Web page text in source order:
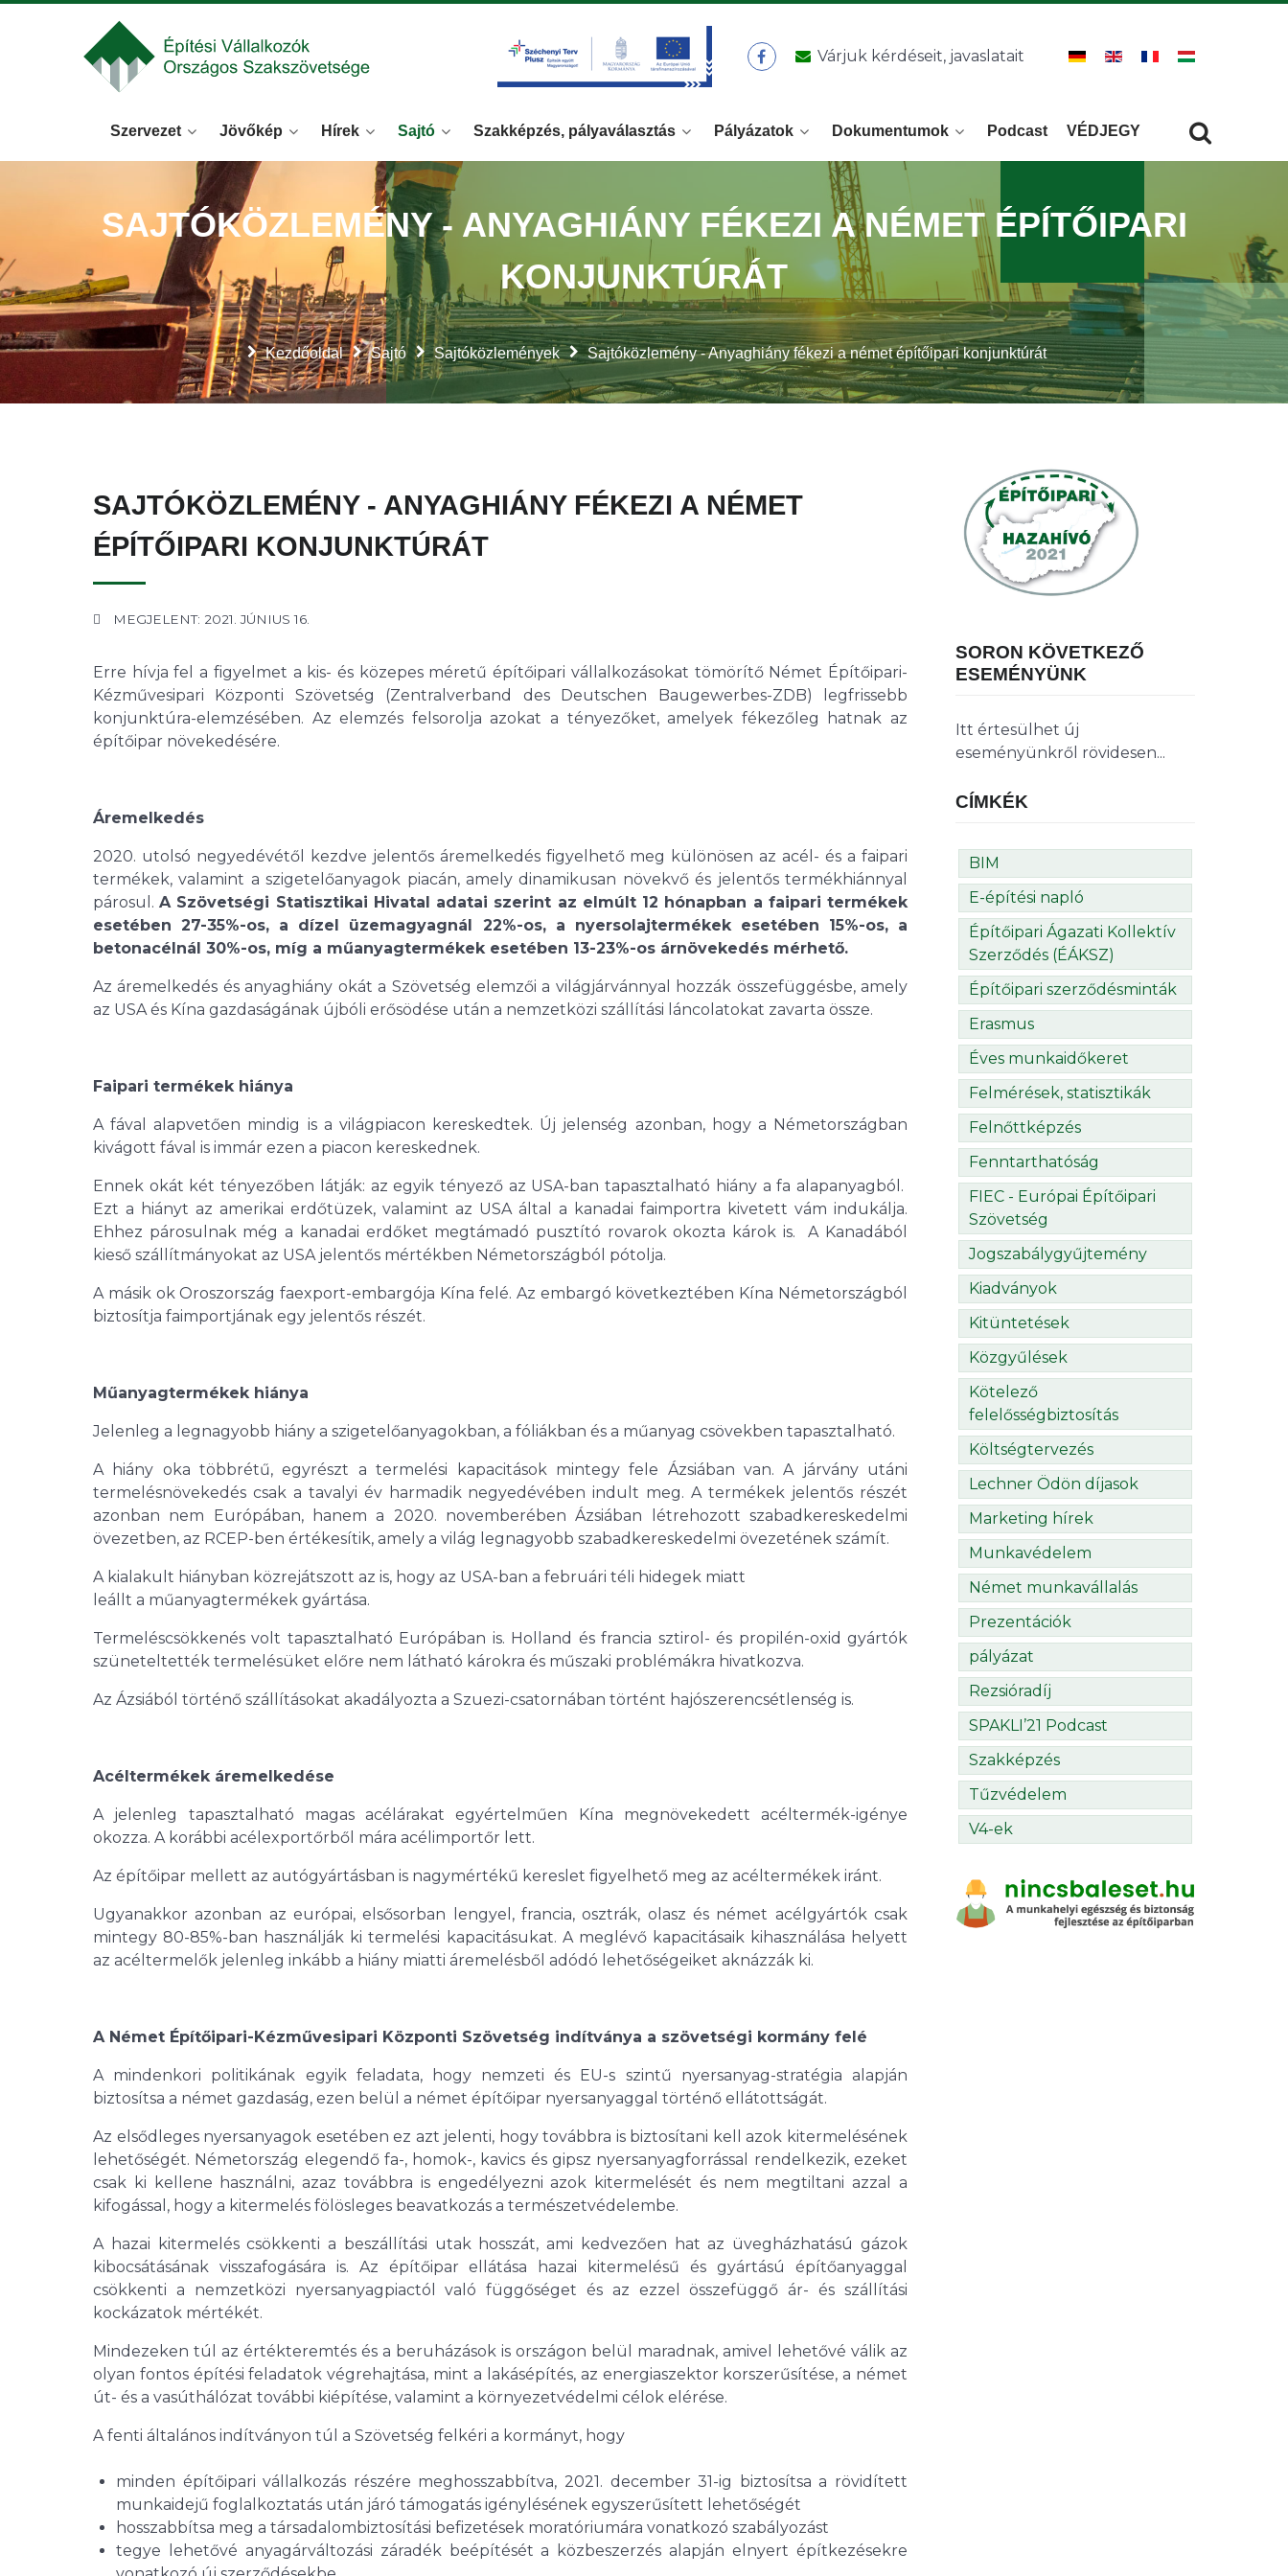
Várjuk kérdéseit, javaslatait
Szervezet Jövőkép Hírek Sajtó Szakképzés, pályaválasztás Pályázatok Dokumentumok Podcast VÉDJEGY
Kezdőoldal Sajtó Sajtóközlemények Sajtóközlemény - Anyaghiány fékezi a német építőipari konjunktúrát
SAJTÓKÖZLEMÉNY - ANYAGHIÁNY FÉKEZI A NÉMET ÉPÍTŐIPARI
KONJUNKTÚRÁT
SAJTÓKÖZLEMÉNY - ANYAGHIÁNY FÉKEZI A NÉMET
ÉPÍTŐIPARI KONJUNKTÚRÁT
MEGJELENT: 2021. JÚNIUS 16.
Erre hívja fel a figyelmet a kis- és közepes méretű építőipari vállalkozásokat tömörítő Német Építőipari-
Kézművesipari Központi Szövetség (Zentralverband des Deutschen Baugewerbes-ZDB) legfrissebb
konjunktúra-elemzésében. Az elemzés felsorolja azokat a tényezőket, amelyek fékezőleg hatnak az
építőipar növekedésére.
Áremelkedés
2020. utolsó negyedévétől kezdve jelentős áremelkedés figyelhető meg különösen az acél- és a faipari
termékek, valamint a szigetelőanyagok piacán, amely dinamikusan növekvő és jelentős termékhiánnyal
párosul.A Szövetségi Statisztikai Hivatal adatai szerint az elmúlt 12 hónapban a faipari termékek
esetében 27-35%-os, a dízel üzemagyagnál 22%-os, a nyersolajtermékek esetében 15%-os, a
betonacélnál 30%-os, míg a műanyagtermékek esetében 13-23%-os árnövekedés mérhető.
Az áremelkedés és anyaghiány okát a Szövetség elemzői a világjárvánnyal hozzák összefüggésbe, amely
az USA és Kína gazdaságának újbóli erősödése után a nemzetközi szállítási láncolatokat zavarta össze.
Faipari termékek hiánya
A fával alapvetően mindig is a világpiacon kereskedtek. Új jelenség azonban, hogy a Németországban
kivágott fával is immár ezen a piacon kereskednek.
Ennek okát két tényezőben látják: az egyik tényező az USA-ban tapasztalható hiány a fa alapanyagból.
Ezt a hiányt az amerikai erdőtüzek, valamint az USA által a kanadai faimportra kivetett vám indukálja.
Ehhez párosulnak még a kanadai erdőket megtámadó pusztító rovarok okozta károk is. A Kanadából
kieső szállítmányokat az USA jelentős mértékben Németországból pótolja.
A másik ok Oroszország faexport-embargója Kína felé. Az embargó következtében Kína Németországból
biztosítja faimportjának egy jelentős részét.
Műanyagtermékek hiánya
Jelenleg a legnagyobb hiány a szigetelőanyagokban, a fóliákban és a műanyag csövekben tapasztalható.
A hiány oka többrétű, egyrészt a termelési kapacitások mintegy fele Ázsiában van. A járvány utáni
termelésnövekedés csak a tavalyi év harmadik negyedévében indult meg. A termékek jelentős részét
azonban nem Európában, hanem a 2020. novemberében Ázsiában létrehozott szabadkereskedelmi
övezetben, az RCEP-ben értékesítik, amely a világ legnagyobb szabadkereskedelmi övezetének számít.
A kialakult hiányban közrejátszott az is, hogy az USA-ban a februári téli hidegek miatt
leállt a műanyagtermékek gyártása.
Termeléscsökkenés volt tapasztalható Európában is. Holland és francia sztirol- és propilén-oxid gyártók
szüneteltették termelésüket előre nem látható károkra és műszaki problémákra hivatkozva.
Az Ázsiából történő szállításokat akadályozta a Szuezi-csatornában történt hajószerencsétlenség is.
Acéltermékek áremelkedése
A jelenleg tapasztalható magas acélárakat egyértelműen Kína megnövekedett acéltermék-igénye
okozza. A korábbi acélexportőrből mára acélimportőr lett.
Az építőipar mellett az autógyártásban is nagymértékű kereslet figyelhető meg az acéltermékek iránt.
Ugyanakkor azonban az európai, elsősorban lengyel, francia, osztrák, olasz és német acélgyártók csak
mintegy 80-85%-ban használják ki termelési kapacitásukat. A meglévő kapacitásaik kihasználása helyett
az acéltermelők jelenleg inkább a hiány miatti áremelésből adódó lehetőségeiket aknázzák ki.
A Német Építőipari-Kézművesipari Központi Szövetség indítványa a szövetségi kormány felé
A mindenkori politikának egyik feladata, hogy nemzeti és EU-s szintű nyersanyag-stratégia alapján
biztosítsa a német gazdaság, ezen belül a német építőipar nyersanyaggal történő ellátottságát.
Az elsődleges nyersanyagok esetében ez azt jelenti, hogy továbbra is biztosítani kell azok kitermelésének
lehetőségét. Németország elegendő fa-, homok-, kavics és gipsz nyersanyagforrással rendelkezik, ezeket
csak ki kellene használni, azaz továbbra is engedélyezni azok kitermelését és nem megtiltani azzal a
kifogással, hogy a kitermelés fölösleges beavatkozás a természetvédelembe.
A hazai kitermelés csökkenti a beszállítási utak hosszát, ami kedvezően hat az üvegházhatású gázok
kibocsátásának visszafogására is. Az építőipar ellátása hazai kitermelésű és gyártású építőanyaggal
csökkenti a nemzetközi nyersanyagpiactól való függőséget és az ezzel összefüggő ár- és szállítási
kockázatok mértékét.
Mindezeken túl az értékteremtés és a beruházások is országon belül maradnak, amivel lehetővé válik az
olyan fontos építési feladatok végrehajtása, mint a lakásépítés, az energiaszektor korszerűsítése, a német
út- és a vasúthálózat további kiépítése, valamint a környezetvédelmi célok elérése.
A fenti általános indítványon túl a Szövetség felkéri a kormányt, hogy
minden építőipari vállalkozás részére meghosszabbítva, 2021. december 31-ig biztosítsa a rövidített
munkaidejű foglalkoztatás után járó támogatás igénylésének egyszerűsített lehetőségét
hosszabbítsa meg a társadalombiztosítási befizetések moratóriumára vonatkozó szabályozást
tegye lehetővé anyagárváltozási záradék beépítését a közbeszerzés alapján elnyert építkezésekre
SORON KÖVETKEZŐ
ESEMÉNYÜNK
Itt értesülhet új
eseményünkről rövidesen...
CÍMKÉK
BIM
E-építési napló
Építőipari Ágazati Kollektív
Szerződés (ÉÁKSZ)
Építőipari szerződésminták
Erasmus
Éves munkaidőkeret
Felmérések, statisztikák
Felnőttképzés
Fenntarthatóság
FIEC - Európai Építőipari
Szövetség
Jogszabálygyűjtemény
Kiadványok
Kitüntetések
Közgyűlések
Kötelező
felelősségbiztosítás
Költségtervezés
Lechner Ödön díjasok
Marketing hírek
Munkavédelem
Német munkavállalás
Prezentációk
pályázat
Rezsióradíj
SPAKLI’21 Podcast
Szakképzés
Tűzvédelem
V4-ek